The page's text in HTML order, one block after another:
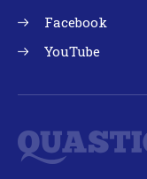
Facebook
YouTube